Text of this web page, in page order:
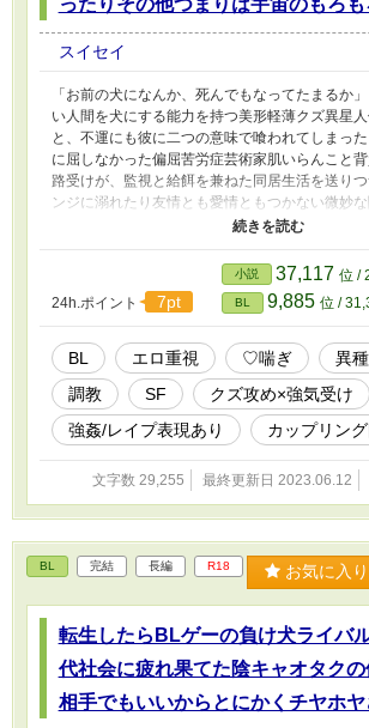
スイセイ
「お前の犬になんか、死んでもなってたまるか
い人間を犬にする能力を持つ美形軽薄クズ異星
と、不運にも彼に二つの意味で喰われてしまっ
に屈しなかった偏屈苦労症芸術家肌いらんこと
路受けが、監視と給餌を兼ねた同居生活を送り
ンジに溺れたり友情とも愛情ともつかない微妙な
ていく話。という設定のもと、主にエロを書く話
新する予定。濃いめの性描写・無理矢理・ハート
メスイキ・結腸攻め等の描写を含みます。開始時
すが合意になります。 ☆キャラ紹介☆ ◆藤堂南十
とせ） ・受け ・30歳、182cm、伊達メガネ、茶
後ろ結び ・（あんまり売れてない）画家兼非常
目で面倒見がよく常識を重んじるが他人から見る
も多い ・自分から貧乏くじを引きに行きがちな
れを自覚しているが直すつもりはない ・両親の
ろ屋敷にて画業と週３回の美術講師で生計を立て
いたシンをうっかり拾ってしまったがゆえに性
れてしまうが、色々あって体を提供する代わり
ないことを約束させる ・シンの境遇には同情し
れ死にさせるのも忍びないがそれより何よりと
をなさせたくない一心で関係に応じている ◆シ
ル・エイジ・ニヌファ・ルクスラエ（シン） ・
ッシュグレー髪にライトブルーのメッシュ、感
びる瞳、ごつめのピアスとか指輪とか、顔面偏
牙を突き立てることで人間（≒母星で『犬』とし
されたが星一個手土産にしたら戻っていいよと
段の食事とは別に知的生命体の『生命の根幹に関
24h.ポイント 7pt
小説 37,117 位 /
BL 9,885 位 /
BL エロ重視 ♡喘ぎ
異
調教
SF
クズ攻め×強気受け
強姦/レイプ表現あり
カップリン
文字数 29,255 最終更新日 2023.06.12
BL 完結 長編 R18 お気に入
転生したらBLゲーの負け犬ライバ
代社会に疲れ果てた陰キャオタク
相手でもいいからとにかくチヤホヤ